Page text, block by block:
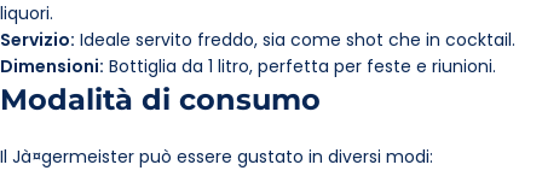
liquori.
Servizio: Ideale servito freddo, sia come shot che in cocktail.
Dimensioni: Bottiglia da 1 litro, perfetta per feste e riunioni.
Modalità di consumo
Il Jà¤germeister può essere gustato in diversi modi: